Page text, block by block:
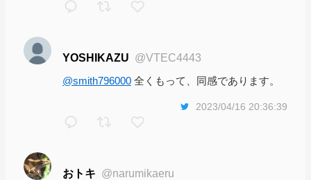
YOSHIKAZU @VTEC4443
@smith796000 全くもって、同感であります。
2023/04/16 20:36:39
おトキ @narumikaeru